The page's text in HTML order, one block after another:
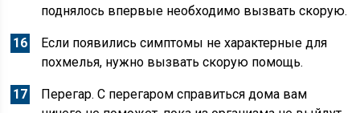
поднялось впервые необходимо вызвать скорую.
Если появились симптомы не характерные для
похмелья, нужно вызвать скорую помощь.
Перегар. С перегаром справиться дома вам